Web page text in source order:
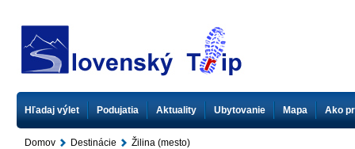
Hľadaj výlet Podujatia Aktuality Ubytovanie Mapa Ako
Domov Destinácie Žilina (mesto)